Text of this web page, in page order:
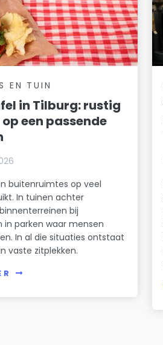
EN TUIN
in Tilburg: rustig
een passende
buitenruimtes op veel
In tuinen achter
bij
in parken waar mensen
In al die situaties ontstaat
vaste zitplekken.